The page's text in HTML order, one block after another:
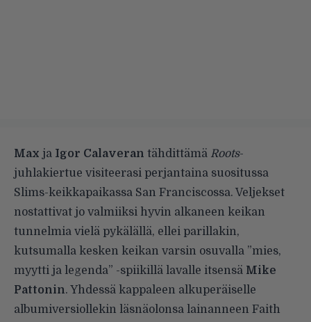
Max ja Igor Calaveran tähdittämä Roots-
juhlakiertue visiteerasi perjantaina suositussa
Slims-keikkapaikassa San Franciscossa. Veljekset
nostattivat jo valmiiksi hyvin alkaneen keikan
tunnelmia vielä pykälällä, ellei parillakin,
kutsumalla kesken keikan varsin osuvalla ”mies,
myytti ja legenda” -spiikillä lavalle itsensä Mike
Pattonin. Yhdessä kappaleen alkuperäiselle
albumiversiollekin läsnäolonsa lainanneen Faith